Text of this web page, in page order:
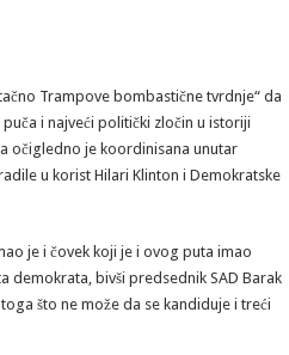
Trampove bombastične tvrdnje“ da
i najveći politički zločin u istoriji
očigledno je koordinisana unutar
u korist Hilari Klinton i Demokratske
je i čovek koji je i ovog puta imao
demokrata, bivši predsednik SAD Barak
što ne može da se kandiduje i treći